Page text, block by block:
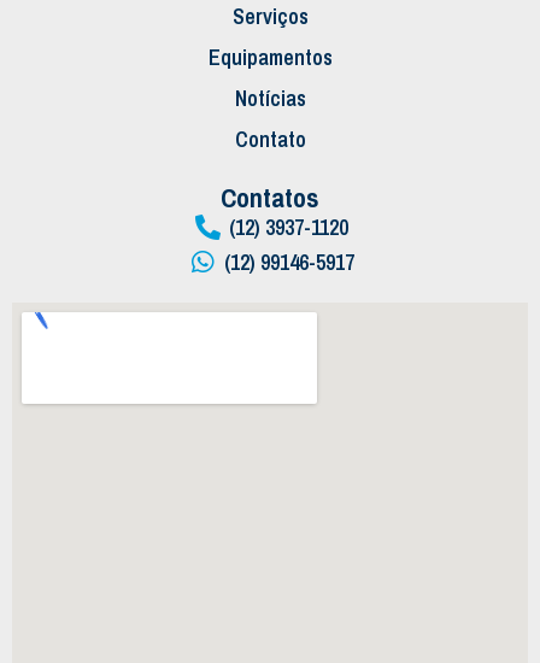
Serviços
Equipamentos
Notícias
Contato
Contatos
(12) 3937-1120
(12) 99146-5917